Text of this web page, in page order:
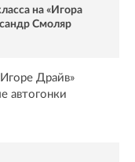
на «Игора
Смоляр
Драйв»
автогонки